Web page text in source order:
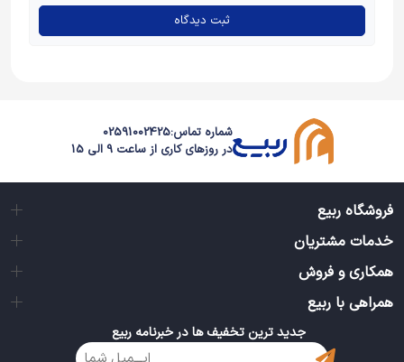
ثبت دیدگاه
شماره تماس:02591002425
در روزهای کاری از ساعت 9 الی 15
فروشگاه ربیع
خدمات مشتریان
همکاری و فروش
همراهی با ربیع
جدید ترین تخفیف ها در خبرنامه ربیع